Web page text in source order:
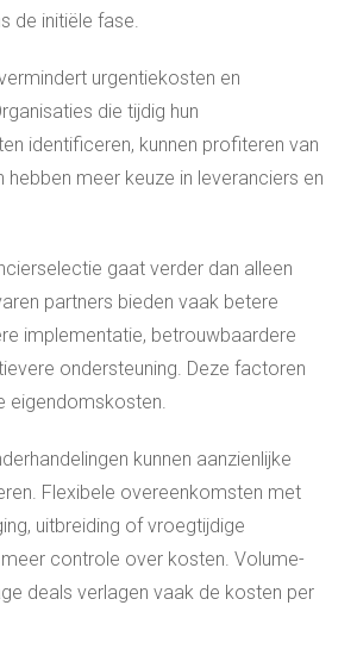
de initiële fase.
urgentiekosten en
die tijdig hun
identificeren, kunnen profiteren van
hebben meer keuze in leveranciers en
gaat verder dan alleen
partners bieden vaak betere
implementatie, betrouwbaardere
ondersteuning. Deze factoren
eigendomskosten.
kunnen aanzienlijke
Flexibele overeenkomsten met
uitbreiding of vroegtijdige
controle over kosten. Volume-
deals verlagen vaak de kosten per